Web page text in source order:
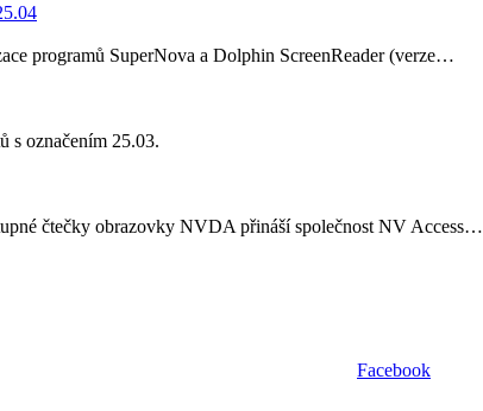
programů SuperNova a Dolphin ScreenReader (verze…
s označením 25.03.
čtečky obrazovky NVDA přináší společnost NV Access…
Facebook